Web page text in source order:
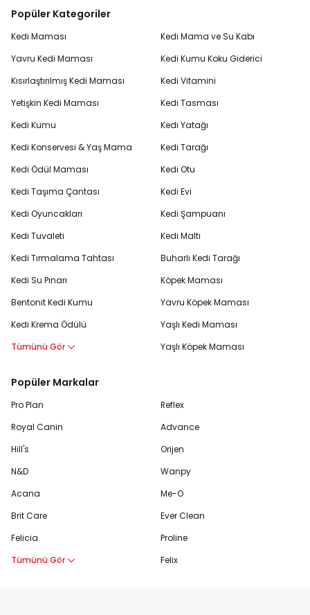
Popüler Kategoriler
Kedi Maması
Yavru Kedi Maması
Kısırlaştırılmış Kedi Maması
Yetişkin Kedi Maması
Kedi Kumu
Kedi Konservesi & Yaş Mama
Kedi Ödül Maması
Kedi Taşıma Çantası
Kedi Oyuncakları
Kedi Tuvaleti
Kedi Tırmalama Tahtası
Kedi Su Pınarı
Bentonit Kedi Kumu
Kedi Krema Ödülü
Tümünü Gör
Kedi Mama ve Su Kabı
Kedi Kumu Koku Giderici
Kedi Vitamini
Kedi Tasması
Kedi Yatağı
Kedi Tarağı
Kedi Otu
Kedi Evi
Kedi Şampuanı
Kedi Maltı
Buharlı Kedi Tarağı
Köpek Maması
Yavru Köpek Maması
Yaşlı Kedi Maması
Yaşlı Köpek Maması
Popüler Markalar
Pro Plan
Royal Canin
Hill's
N&D
Acana
Brit Care
Felicia
Tümünü Gör
Reflex
Advance
Orijen
Wanpy
Me-O
Ever Clean
Proline
Felix